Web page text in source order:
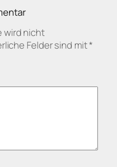
wird nicht
Felder sind mit*